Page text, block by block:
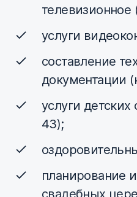
телевизионное
услуги
составление
документации
услуги детских
43);
планирование